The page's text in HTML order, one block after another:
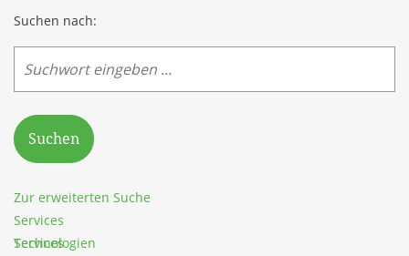
Suchen nach:
Suchen
Zur erweiterten Suche
Services
Services
Technologien